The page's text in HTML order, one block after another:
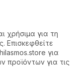
χρήσιμα για τη
Επισκεφθείτε
για
προϊόντων για τις